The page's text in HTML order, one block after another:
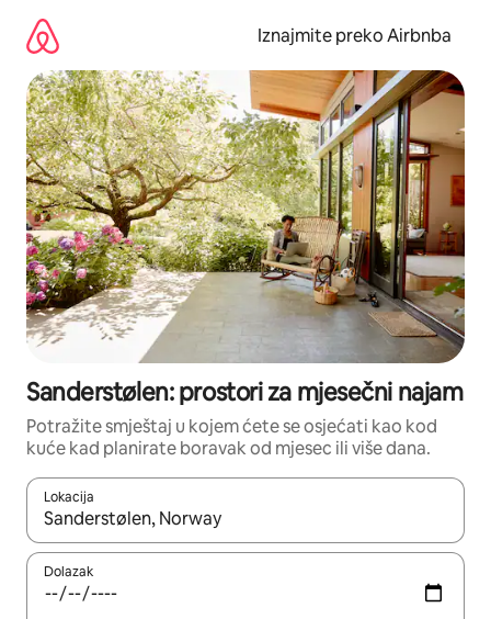
sadržaj
Iznajmite preko Airbnba
Sanderstølen: prostori za mjesečni najam
Potražite smještaj u kojem ćete se osjećati kao kod
kuće kad planirate boravak od mjesec ili više dana.
Lokacija
Kada budu dostupni rezultati, moći ćete ih pregledati
Dolazak